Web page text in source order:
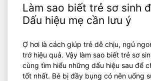
Làm sao biết trẻ sơ sinh
Dấu hiệu mẹ cần lưu ý
Ợ hơi là cách giúp trẻ dễ chịu, ngủ
trớ hiệu quả. Vậy làm sao biết trẻ sơ
cùng tìm hiểu những dấu hiệu sau để
tốt nhất. Bé bị đầy bụng có nên uống